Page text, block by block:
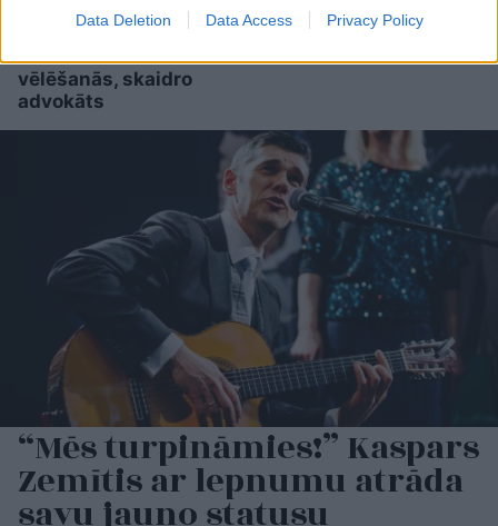
Data Deletion Data Access Privacy Policy
izbijis slepkava!? Vai
tiešām jebkurš var
kandidēt Saeimas
vēlēšanās, skaidro
advokāts
“Mēs turpināmies!” Kaspars
Zemītis ar lepnumu atrāda
savu jauno statusu